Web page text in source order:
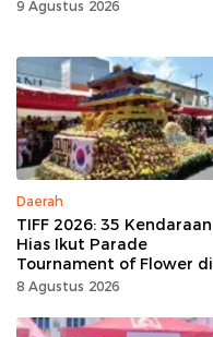
9 Agustus 2026
Daerah
TIFF 2026: 35 Kendaraan
Hias Ikut Parade
Tournament of Flower di
Tomohon
8 Agustus 2026